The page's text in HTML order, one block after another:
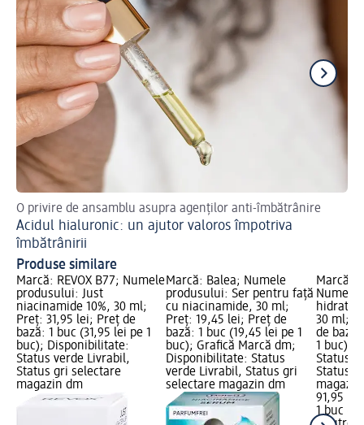
O privire de ansamblu asupra agenților anti-îmbătrânire
Acidul hialuronic: un ajutor valoros împotriva
îmbătrânirii
Produse similare
Marcă: REVOX B77; Numele
produsului: Just
niacinamide 10%, 30 ml;
Preț: 31,95 lei; Preț de
bază: 1 buc (31,95 lei pe 1
buc); Disponibilitate:
Status verde Livrabil,
Status gri selectare
magazin dm
Marcă: Balea; Numele
produsului: Ser pentru față
cu niacinamide, 30 ml;
Preț: 19,45 lei; Preț de
bază: 1 buc (19,45 lei pe 1
buc); Grafică Marcă dm;
Disponibilitate: Status
verde Livrabil, Status gri
selectare magazin dm
Marcă:
Numele
30 ml;
de bază:
1 buc);
Status
Status
91,95 lei
1 buc